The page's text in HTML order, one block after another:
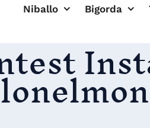
Niballo Bigorda